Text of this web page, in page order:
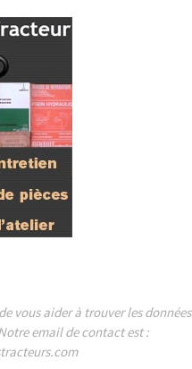
vous aider à trouver les données
email de contact est :